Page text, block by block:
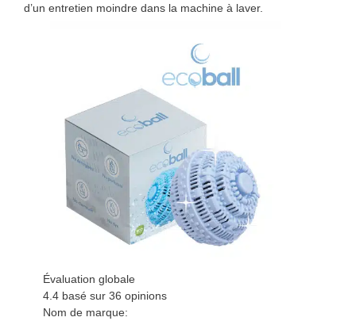
d’un entretien moindre dans la machine à laver.
Évaluation globale
4.4 basé sur36 opinions
Nom de marque: